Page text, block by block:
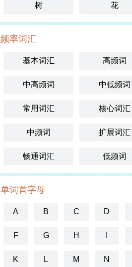
树 花
频率词汇
基本词汇 高频词
中高频词 中低频词
常用词汇 核心词汇
中频词 扩展词汇
畅通词汇 低频词
单词首字母
A B C D
F G H
K L M N